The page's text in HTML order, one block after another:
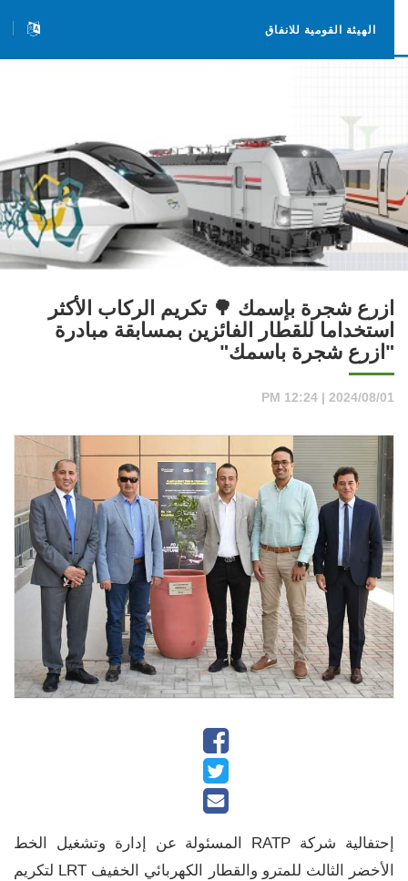
الهيئة القومية للانفاق
ازرع شجرة بإسمك 🌳 تكريم الركاب الأكثر
استخداما للقطار الفائزين بمسابقة مبادرة
"ازرع شجرة باسمك"
2024/08/01 | 12:24 PM
إحتفالية شركة RATP المسئولة عن إدارة وتشغيل الخط
الأخضر الثالث للمترو والقطار الكهربائي الخفيف LRT لتكريم